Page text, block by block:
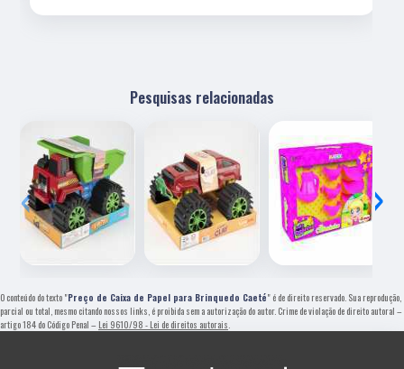
Pesquisas relacionadas
‹ ›
O conteúdo do texto "Preço de Caixa de Papel para Brinquedo Caeté" é de direito reservado. Sua reprodução,
parcial ou total, mesmo citando nossos links, é proibida sem a autorização do autor. Crime de violação de direito autoral –
artigo 184 do Código Penal – Lei 9610/98 - Lei de direitos autorais